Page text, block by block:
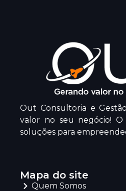
Out Consultoria e
valor no seu negócio!
soluções para
Mapa do site
Quem Somos